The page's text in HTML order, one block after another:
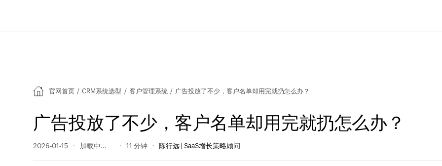
官网首页 / CRM系统选型 / 客户管理系统 / 广告投放了不少，客户名单却用完就扔怎么办？
广告投放了不少，客户名单却用完就扔怎么办？
2026-01-15 346 阅读量 11 分钟 陈行远 | SaaS增长策略顾问